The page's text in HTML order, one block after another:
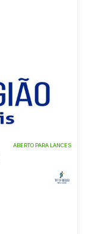
ABERTO PARA LANCES